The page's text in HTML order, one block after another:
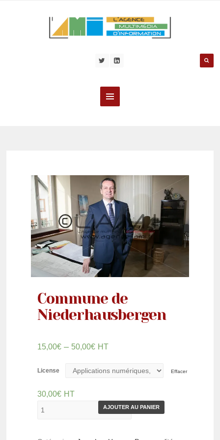
Commune de
Niederhausbergen
15,00€ – 50,00€ HT
License Effacer
30,00€ HT
AJOUTER AU PANIER